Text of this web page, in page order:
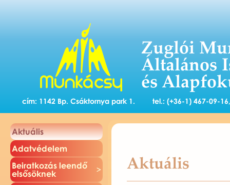
Zuglói
Általános
és
cím: 1142 Bp. Csáktornya park 1. tel.: (+36-1) 467-09-
Ak­tu­á­lis
Adat­vé­de­lem
Be­irat­ko­zás le­en­dő
el­ső­sök­nek
Aktuális